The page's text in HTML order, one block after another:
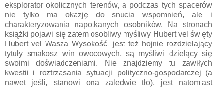
eksplorator okolicznych terenów, a podczas tych spacerów
nie tylko ma okazję do snucia wspomnień, ale i
charakteryzowania napotkanych osobników. Na stronach
książki pojawi się zatem osobliwy myśliwy Hubert vel święty
Hubert vel Wasza Wysokość, jest też hojnie rozdzielający
tytuły smakosz win owocowych, są myśliwi dzielący się
swoimi doświadczeniami. Nie znajdziemy tu zawiłych
kwestii i roztrząsania sytuacji polityczno-gospodarczej (a
nawet jeśli, stanowi ona zaledwie tło), jest natomiast